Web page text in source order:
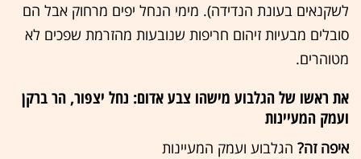
לשקנאים בעונת הנדידה). מימי הנחל יפים מרחוק אבל הם
סובלים מבעיות זיהום חריפות שנובעות מהזרמת שפכים לא
מטוהרים.
את ראשו של הגלבוע מישהו צבע אדום: נחל יצפור, הר ברקן
ועמק המעיינות
איפה זה? הגלבוע ועמק המעיינות